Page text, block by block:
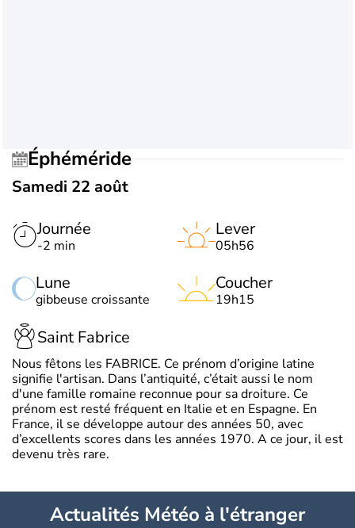
Éphéméride
Samedi 22 août
Journée
-2 min
Lune
gibbeuse croissante
Lever
05h56
Coucher
19h15
Saint Fabrice
Nous fêtons les FABRICE. Ce prénom d’origine latine
signifie l'artisan. Dans l’antiquité, c’était aussi le nom
d'une famille romaine reconnue pour sa droiture. Ce
prénom est resté fréquent en Italie et en Espagne. En
France, il se développe autour des années 50, avec
d’excellents scores dans les années 1970. A ce jour, il est
devenu très rare.
Actualités Météo à l'étranger